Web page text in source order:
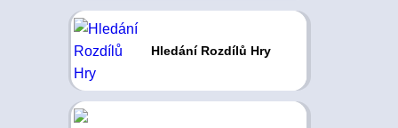
Hledání Rozdílů Hry